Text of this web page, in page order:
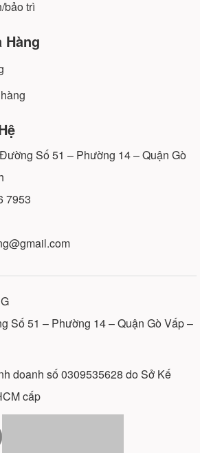
Sản phẩm sử dụng chất liệu
thép chống gỉ vô cùng hiệu quả.
BỘT HIỆN NAY
đa năng
hơn tuỳ vào nhu cầu mà nhà
Thường thông dụng trên thị
bảo trì
Hàng
Số 51 – Phường 14 – Quận Gò
7953
Số 51 – Phường 14 – Quận Gò Vấp –
doanh số 0309535628 do Sở Kế
cấp